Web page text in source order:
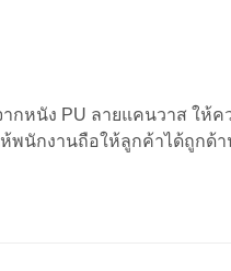
กหนัง PU ลายแคนวาส ให้
พนักงานถือให้ลูกค้าได้ถูกด้